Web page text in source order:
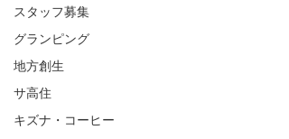
スタッフ募集
グランピング
地方創生
サ高住
キズナ・コーヒー